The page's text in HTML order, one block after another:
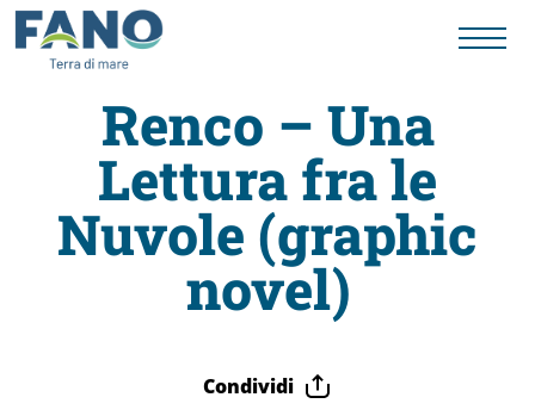
Fano
Visit
Renco – Una
Lettura fra le
Nuvole (graphic
novel)
Condividi